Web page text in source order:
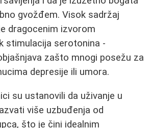
gvožđem. Visok sadržaj
dragocenim izvorom
stimulacija serotonina -
zašto mnogi posežu za
depresije ili umora.
su ustanovili da uživanje u
više uzbuđenja od
što je čini idealnim